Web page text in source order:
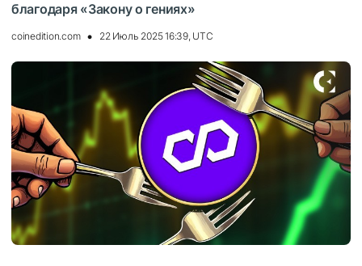
благодаря «Закону о гениях»
coinedition.com 22 Июль 2025 16:39, UTC